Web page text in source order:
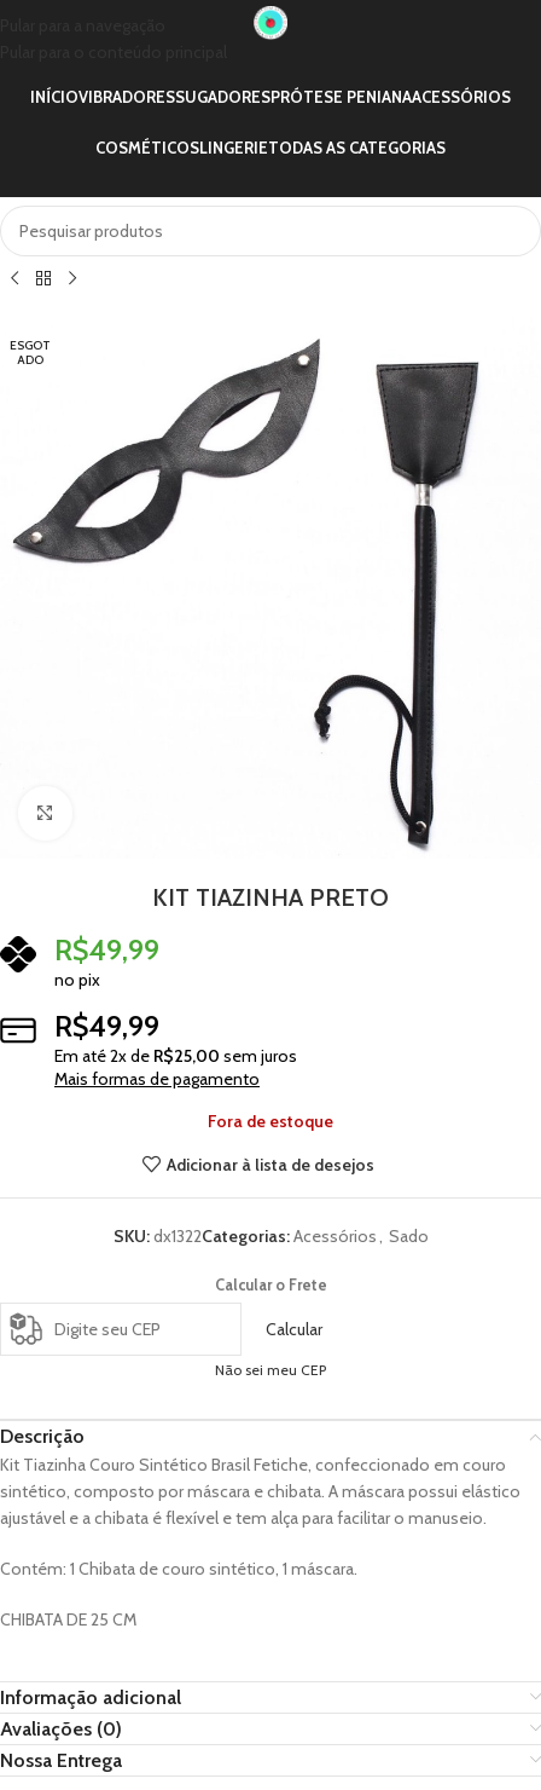
INÍCIOVIBRADORESSUGADORESPRÓTESE PENIANAACESSÓRIOS
COSMÉTICOSLINGERIETODAS AS CATEGORIAS
ESGOT
ADO
KIT TIAZINHA PRETO
R$49,99
no pix
R$49,99
Em até2x de R$25,00 sem juros
Mais formas de pagamento
Fora de estoque
Adicionar à lista de desejos
SKU:dx1322Categorias:Acessórios, Sado
Calcular o Frete
Calcular
Não sei meu CEP
Descrição
Kit Tiazinha Couro Sintético Brasil Fetiche, confeccionado em couro
sintético, composto por máscara e chibata. A máscara possui elástico
ajustável e a chibata é flexível e tem alça para facilitar o manuseio.
Contém: 1 Chibata de couro sintético, 1 máscara.
CHIBATA DE 25 CM
Informação adicional
Avaliações (0)
Nossa Entrega